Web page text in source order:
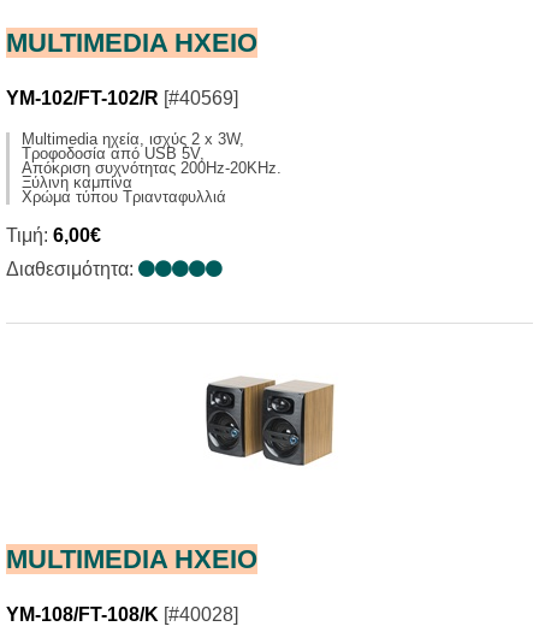
MULTIMEDIA HXΕΙΟ
YM-102/FT-102/R [#40569]
Multimedia ηχεία, ισχύς 2 x 3W,
Tροφοδοσία από USB 5V,
Aπόκριση συχνότητας 200Ηz-20KHz.
Ξύλινη καμπίνα
Χρώμα τύπου Τριανταφυλλιά
Τιμή: 6,00€
Διαθεσιμότητα:
MULTIMEDIA HXΕΙΟ
YM-108/FT-108/K [#40028]